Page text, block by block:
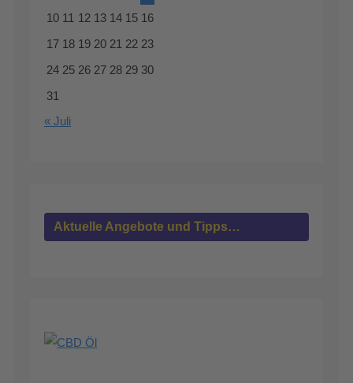
10 11 12 13 14 15 16
17 18 19 20 21 22 23
24 25 26 27 28 29 30
31
« Juli
Aktuelle Angebote und Tipps…